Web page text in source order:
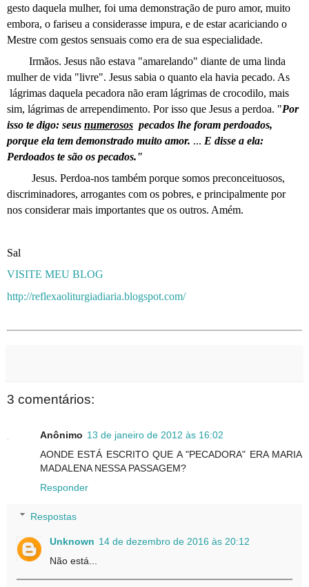
gesto daquela mulher, foi uma demonstração de puro amor, muito
embora, o fariseu a considerasse impura, e de estar acariciando o
Mestre com gestos sensuais como era de sua especialidade.
Irmãos. Jesus não estava "amarelando" diante de uma linda
mulher de vida "livre". Jesus sabia o quanto ela havia pecado. As
lágrimas daquela pecadora não eram lágrimas de crocodilo, mais
sim, lágrimas de arrependimento. Por isso que Jesus a perdoa. "Por
isso te digo: seus numerosos pecados lhe foram perdoados,
porque ela tem demonstrado muito amor. ... E disse a ela:
Perdoados te são os pecados."
Jesus. Perdoa-nos também porque somos preconceituosos,
discriminadores, arrogantes com os pobres, e principalmente por
nos considerar mais importantes que os outros. Amém.
Sal
VISITE MEU BLOG
http://reflexaoliturgiadiaria.blogspot.com/
3 comentários:
Anônimo 13 de janeiro de 2012 às 16:02
AONDE ESTÁ ESCRITO QUE A "PECADORA" ERA MARIA
MADALENA NESSA PASSAGEM?
Responder
Respostas
Unknown 14 de dezembro de 2016 às 20:12
Não está...